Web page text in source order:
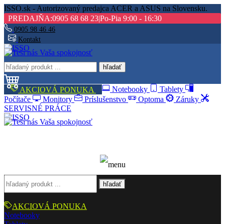
ISSO.sk - Autorizovaný predajca ACER a ASUS na Slovensku.
PREDAJŇA:0905 68 68 23|Po-Pia 9:00 - 16:30
0905 98 46 46
Kontakt
hľadať
AKCIOVÁ PONUKA Notebooky
Tablety
Počítače
Monitory Príslušenstvo Optoma
Záruky
SERVISNÉ PRÁCE
hľadať
AKCIOVÁ PONUKA
Notebooky